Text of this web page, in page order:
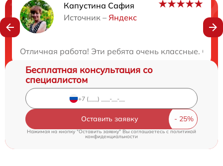
Капустина Сафия
Источник – Яндекс
Отличная работа! Эти ребята очень классные.
Нужна консультация?
Бесплатная консультация со
специалистом
Оставить заявку
Нажимая на кнопку "Оставить заявку" Вы соглашаетесь cполитикой
конфиденциальности